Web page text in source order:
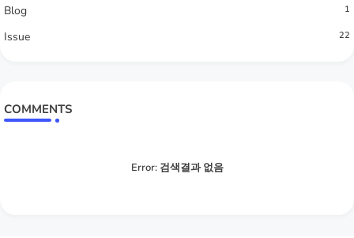
Blog 1
Issue 22
COMMENTS
Error:검색결과 없음